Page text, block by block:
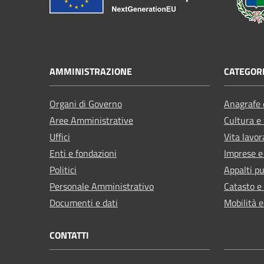
AMMINISTRAZIONE
Organi di Governo
Aree Amministrative
Uffici
Enti e fondazioni
Politici
Personale Amministrativo
Documenti e dati
Cultura
Vita
Imprese
Appalti
Catasto
Mobilità
CONTATTI